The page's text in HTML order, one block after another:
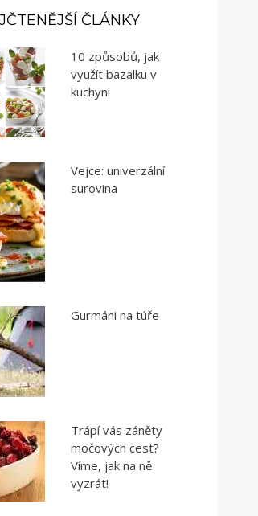
ČLÁNKY
10 způsobů, jak
využít bazalku v
kuchyni
Vejce: univerzální
surovina
Gurmáni na túře
Trápí vás záněty
močových cest?
Víme, jak na ně
vyzrát!